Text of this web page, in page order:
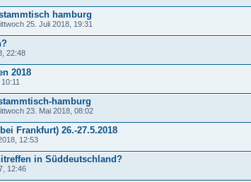
hamburg
25. Juli 2018, 19:31
22:48
2018
hamburg
23. Mai 2018, 08:02
Frankfurt) 26.-27.5.2018
12:53
in Süddeutschland?
12:46